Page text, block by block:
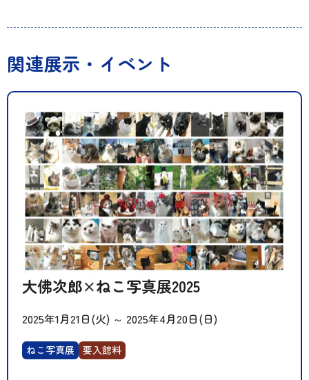
関連展示・イベント
大佛次郎×ねこ写真展2025
2025年1月21日(火) ～ 2025年4月20日(日)
ねこ写真展 要入館料